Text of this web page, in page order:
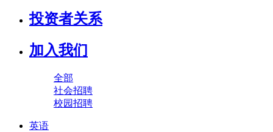
投资者关系
加入我们
全部
社会招聘
校园招聘
英语